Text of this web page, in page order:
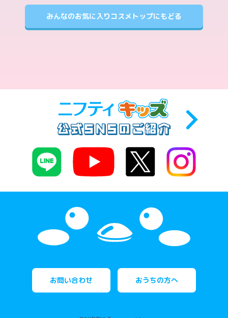
みんなのお気に入りコスメトップにもどる
お問い合わせ おうちの方へ